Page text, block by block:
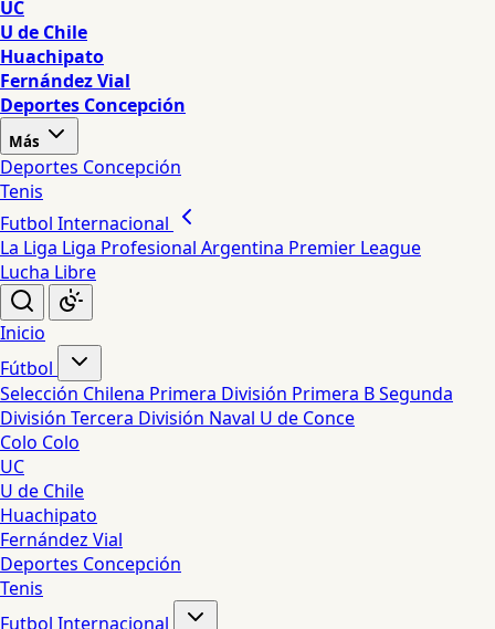
UC
U de Chile
Huachipato
Fernández Vial
Deportes Concepción
Más
Deportes Concepción
Tenis
Futbol Internacional
La Liga Liga Profesional Argentina Premier League
Lucha Libre
Inicio
Fútbol
Selección Chilena Primera División Primera BSegunda
División Tercera División Naval U de Conce
Colo Colo
UC
U de Chile
Huachipato
Fernández Vial
Deportes Concepción
Tenis
Futbol Internacional